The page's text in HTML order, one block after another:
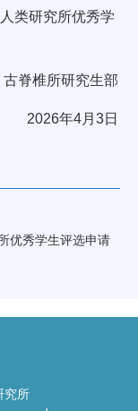
类研究所优秀学
古脊椎所研究生部
2026年4月3日
优秀学生评选申请
究所